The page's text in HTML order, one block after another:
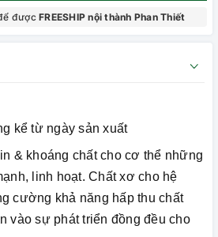
đượcFREESHIP nội thành Phan Thiết
kể từ ngày sản xuất
& khoáng chất cho cơ thể những
linh hoạt. Chất xơ cho hệ
cường khả năng hấp thu chất
vào sự phát triển đồng đều cho